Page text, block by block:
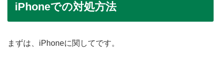
iPhoneでの対処方法
まずは、iPhoneに関してです。